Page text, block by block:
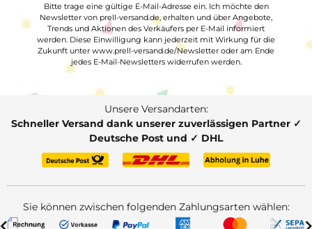
Bitte trage eine gültige E-Mail-Adresse ein. Ich möchte den
Newsletter von prell-versand.de, erhalten und über Angebote,
Trends und Aktionen des Verkäufers per E-Mail informiert
werden. Diese Einwilligung kann jederzeit mit Wirkung für die
Zukunft unter www.prell-versand.de/Newsletter oder am Ende
jedes E-Mail-Newsletters widerrufen werden.
Unsere Versandarten:
Schneller Versand dank unserer zuverlässigen Partner ✓
Deutsche Post und ✓ DHL
Sie können zwischen folgenden Zahlungsarten wählen: